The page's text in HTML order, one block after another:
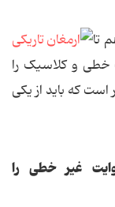
تا
خطی و کلاسیک را
که باید از یکی
غیر خطی را